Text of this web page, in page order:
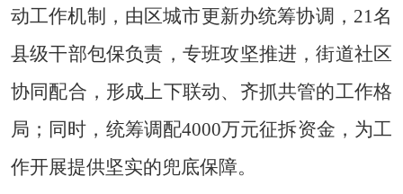
动工作机制，由区城市更新办统筹协调，21名
县级干部包保负责，专班攻坚推进，街道社区
协同配合，形成上下联动、齐抓共管的工作格
局；同时，统筹调配4000万元征拆资金，为工
作开展提供坚实的兜底保障。